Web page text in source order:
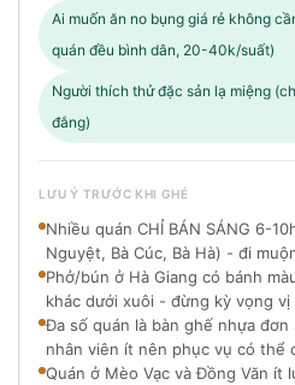
Ai muốn ăn no bụng giá rẻ không
quán đều bình dân, 20-40k/suất)
Người thích thử đặc sản lạ miệng
đắng)
LƯU Ý TRƯỚC KHI GHÉ
Nhiều quán CHỈ BÁN SÁNG 6-
Nguyệt, Bà Cúc, Bà Hà) - đi
Phở/bún ở Hà Giang có bánh
khác dưới xuôi - đừng kỳ vọng
Đa số quán là bàn ghế nhựa
nhân viên ít nên phục vụ có thể
Quán ở Mèo Vạc và Đồng Văn ít